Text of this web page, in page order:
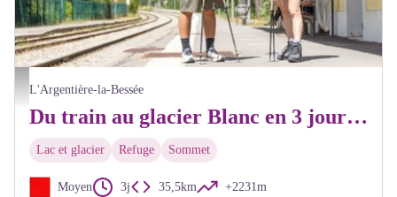
A la gare de l'Argentière-La Bessée - Thibaut Blais - Parc national des Ecrins
L'Argentière-la-Bessée
Du train au glacier Blanc en 3 jours (sans voiture)
Lac et glacier Refuge Sommet
Moyen 3j 35,5km +2231m